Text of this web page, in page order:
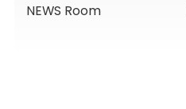
NEWS Room